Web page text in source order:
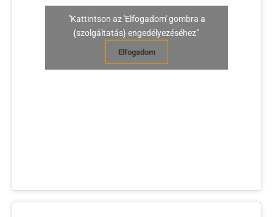
"Kattintson az 'Elfogadom' gombra a
{szolgáltatás} engedélyezéséhez"
Elfogadom